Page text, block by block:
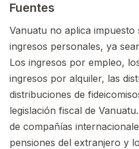
Fuentes
Vanuatu no aplica
ingresos personales, ya
Los ingresos por empleo,
ingresos por alquiler, las
distribuciones de
legislación fiscal de
de compañías
pensiones del extranjero y